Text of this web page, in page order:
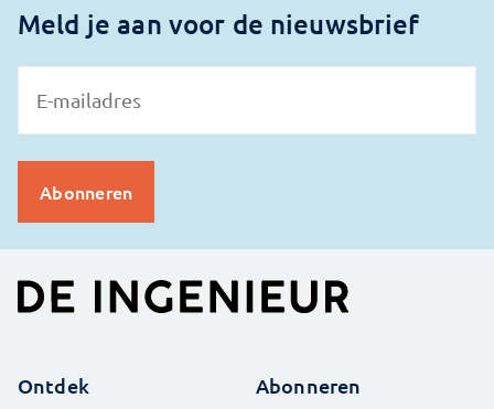
Meld je aan voor de nieuwsbrief
Ontdek Abonneren